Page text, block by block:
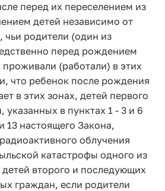
перед их переселением из
детей независимо от
чьи родители (один из
перед рождением
(работали) в этих
что ребенок после рождения
в этих зонах, детей первого
указанных в пунктах 1 - 3 и 6
13 настоящего Закона,
облучения
катастрофы одного из
второго и последующих
граждан, если родители